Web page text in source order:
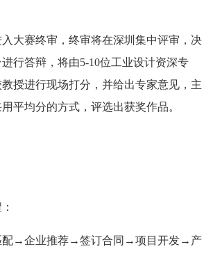
大赛终审，终审将在深圳集中评审，决
行答辩，将由5-10位工业设计资深专
授进行现场打分，并给出专家意见，主
平均分的方式，评选出获奖作品。
配→企业推荐→签订合同→项目开发→产